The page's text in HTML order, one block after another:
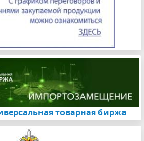
товарная биржа